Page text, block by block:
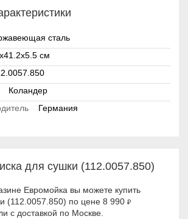
сталь
см
Коландер
Германия
для сушки (112.0057.850)
Евромойка вы можете купить
(112.0057.850) по цене 8 990 ₽
с доставкой по Москве.